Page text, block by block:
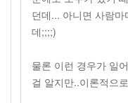
던데... 아니면 사람
데;;;;)
물론 이런 경우가 일
걸 알지만..이론적으